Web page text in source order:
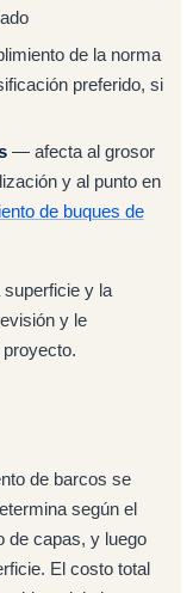
de la norma
preferido, si
— afecta al grosor
y al punto en
de buques de
y la
y le
de barcos se
según el
de capas, y luego
El costo total